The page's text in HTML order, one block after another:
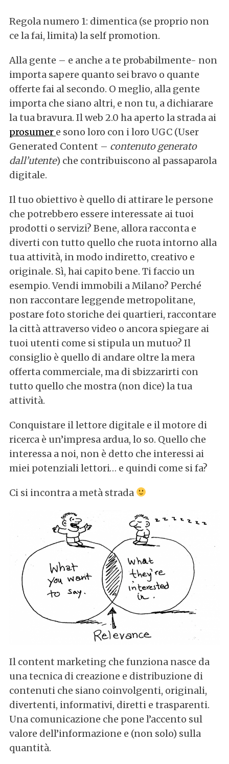
Regola numero 1: dimentica (se proprio non
ce la fai, limita) la self promotion.
Alla gente – e anche a te probabilmente- non
importa sapere quanto sei bravo o quante
offerte fai al secondo. O meglio, alla gente
importa che siano altri, e non tu, a dichiarare
la tua bravura. Il web 2.0 ha aperto la strada ai
prosumer e sono loro con i loro UGC (User
Generated Content – contenuto generato
dall’utente) che contribuiscono al passaparola
digitale.
Il tuo obiettivo è quello di attirare le persone
che potrebbero essere interessate ai tuoi
prodotti o servizi? Bene, allora racconta e
diverti con tutto quello che ruota intorno alla
tua attività, in modo indiretto, creativo e
originale. Sì, hai capito bene. Ti faccio un
esempio. Vendi immobili a Milano? Perché
non raccontare leggende metropolitane,
postare foto storiche dei quartieri, raccontare
la città attraverso video o ancora spiegare ai
tuoi utenti come si stipula un mutuo? Il
consiglio è quello di andare oltre la mera
offerta commerciale, ma di sbizzarirti con
tutto quello che mostra (non dice) la tua
attività.
Conquistare il lettore digitale e il motore di
ricerca è un’impresa ardua, lo so. Quello che
interessa a noi, non è detto che interessi ai
miei potenziali lettori… e quindi come si fa?
Ci si incontra a metà strada
Il content marketing che funziona nasce da
una tecnica di creazione e distribuzione di
contenuti che siano coinvolgenti, originali,
divertenti, informativi, diretti e trasparenti.
Una comunicazione che pone l’accento sul
valore dell’informazione e (non solo) sulla
quantità.
S
c
h
f
o
r